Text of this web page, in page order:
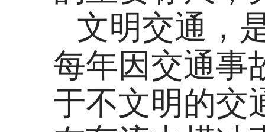
文明交通，
每年因交通事
于不文明的交